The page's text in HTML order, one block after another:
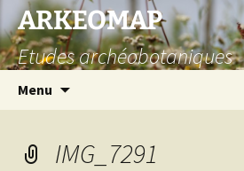
Aller
au
contenu
ARKEOMAP
Etudes archéobotaniques
Menu
IMG_7291